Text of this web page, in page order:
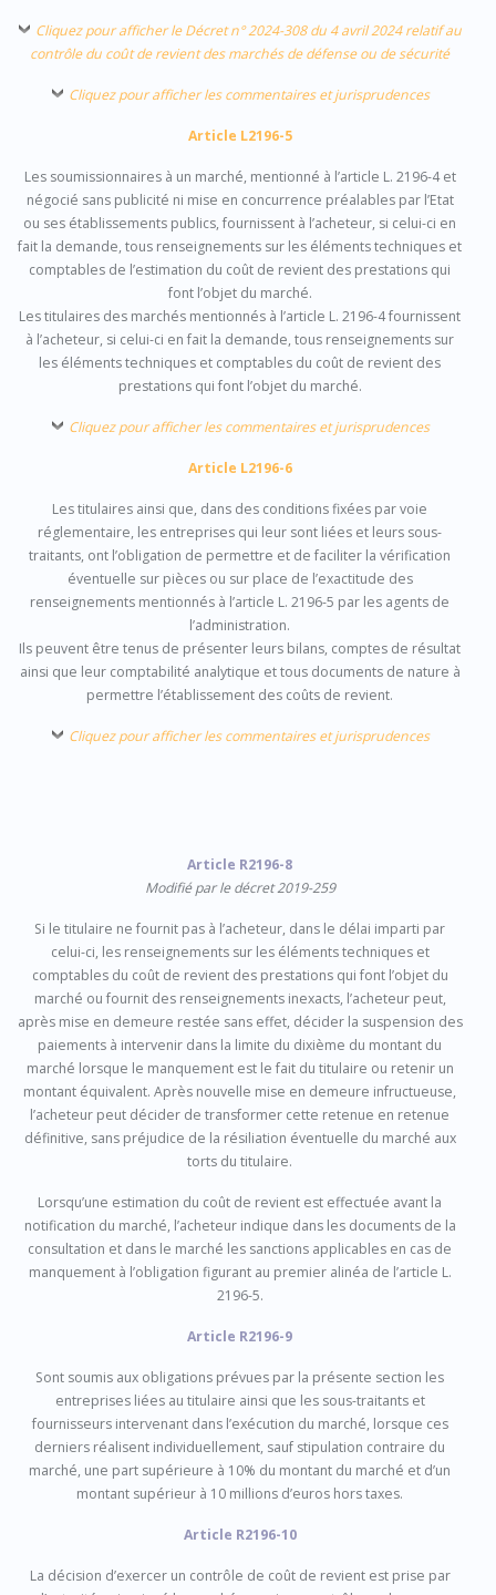
Cliquez pour afficher le Décret n° 2024-308 du 4 avril 2024 relatif au
contrôle du coût de revient des marchés de défense ou de sécurité
Cliquez pour afficher les commentaires et jurisprudences
Article L2196-5
Les soumissionnaires à un marché, mentionné à l’article L. 2196-4 et
négocié sans publicité ni mise en concurrence préalables par l’Etat
ou ses établissements publics, fournissent à l’acheteur, si celui-ci en
fait la demande, tous renseignements sur les éléments techniques et
comptables de l’estimation du coût de revient des prestations qui
font l’objet du marché.
Les titulaires des marchés mentionnés à l’article L. 2196-4 fournissent
à l’acheteur, si celui-ci en fait la demande, tous renseignements sur
les éléments techniques et comptables du coût de revient des
prestations qui font l’objet du marché.
Cliquez pour afficher les commentaires et jurisprudences
Article L2196-6
Les titulaires ainsi que, dans des conditions fixées par voie
réglementaire, les entreprises qui leur sont liées et leurs sous-
traitants, ont l’obligation de permettre et de faciliter la vérification
éventuelle sur pièces ou sur place de l’exactitude des
renseignements mentionnés à l’article L. 2196-5 par les agents de
l’administration.
Ils peuvent être tenus de présenter leurs bilans, comptes de résultat
ainsi que leur comptabilité analytique et tous documents de nature à
permettre l’établissement des coûts de revient.
Cliquez pour afficher les commentaires et jurisprudences
Article R2196-8
Modifié par le décret 2019-259
Si le titulaire ne fournit pas à l’acheteur, dans le délai imparti par
celui-ci, les renseignements sur les éléments techniques et
comptables du coût de revient des prestations qui font l’objet du
marché ou fournit des renseignements inexacts, l’acheteur peut,
après mise en demeure restée sans effet, décider la suspension des
paiements à intervenir dans la limite du dixième du montant du
marché lorsque le manquement est le fait du titulaire ou retenir un
montant équivalent. Après nouvelle mise en demeure infructueuse,
l’acheteur peut décider de transformer cette retenue en retenue
définitive, sans préjudice de la résiliation éventuelle du marché aux
torts du titulaire.
Lorsqu’une estimation du coût de revient est effectuée avant la
notification du marché, l’acheteur indique dans les documents de la
consultation et dans le marché les sanctions applicables en cas de
manquement à l’obligation figurant au premier alinéa de l’article L.
2196-5.
Article R2196-9
Sont soumis aux obligations prévues par la présente section les
entreprises liées au titulaire ainsi que les sous-traitants et
fournisseurs intervenant dans l’exécution du marché, lorsque ces
derniers réalisent individuellement, sauf stipulation contraire du
marché, une part supérieure à 10% du montant du marché et d’un
montant supérieur à 10 millions d’euros hors taxes.
Article R2196-10
La décision d’exercer un contrôle de coût de revient est prise par